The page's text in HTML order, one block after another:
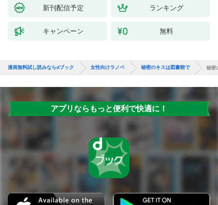
新刊配信予定 ランキング
キャンペーン 無料
漫画無料試し読みならdブック 女性向けラノベ 秘密のキスは図書館で 秘密
アプリならもっと便利で快適に！